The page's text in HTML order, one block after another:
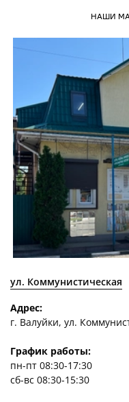
НАШИ
ул. Коммунистическая
Адрес:
г. Валуйки, ул.
График работы:
пн-пт 08:30-17:30
сб-вс 08:30-15:30